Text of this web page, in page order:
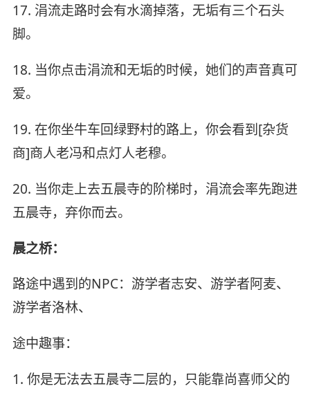
17. 涓流走路时会有水滴掉落，无垢有三个石头
脚。
18. 当你点击涓流和无垢的时候，她们的声音真可
爱。
19. 在你坐牛车回绿野村的路上，你会看到[杂货
商]商人老冯和点灯人老穆。
20. 当你走上去五晨寺的阶梯时，涓流会率先跑进
五晨寺，弃你而去。
晨之桥：
路途中遇到的NPC：游学者志安、游学者阿麦、
游学者洛林、
途中趣事：
1. 你是无法去五晨寺二层的，只能靠尚喜师父的